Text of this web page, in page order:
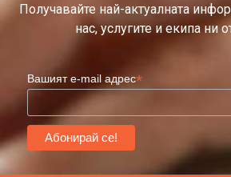
Получавайте най-актуалната
нас, услугите и екипа ни
Вашият e-mail адрес*